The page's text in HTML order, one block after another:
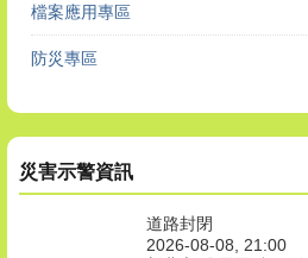
檔案應用專區
防災專區
災害示警資訊
道路封閉
2026-08-08, 21:00